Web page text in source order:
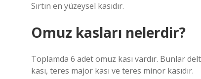
Sırtın en yüzeysel kasıdır.
Omuz kasları nelerdir?
Toplamda 6 adet omuz kası vardır. Bunlar
kası, teres major kası ve teres minor kasıdır.